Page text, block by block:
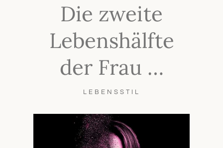
Die zweite
Lebenshälfte
der Frau …
LEBENSSTIL